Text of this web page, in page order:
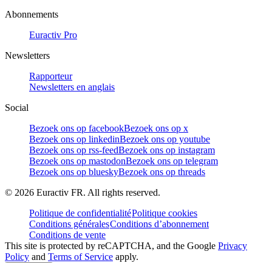
Abonnements
Euractiv Pro
Newsletters
Rapporteur
Newsletters en anglais
Social
Bezoek ons op facebookBezoek ons op x
Bezoek ons op linkedinBezoek ons op youtube
Bezoek ons op rss-feedBezoek ons op instagram
Bezoek ons op mastodonBezoek ons op telegram
Bezoek ons op blueskyBezoek ons op threads
© 2026 Euractiv FR. All rights reserved.
Politique de confidentialitéPolitique cookies
Conditions généralesConditions d’abonnement
Conditions de vente
This site is protected by reCAPTCHA, and the Google Privacy
Policy and Terms of Service apply.